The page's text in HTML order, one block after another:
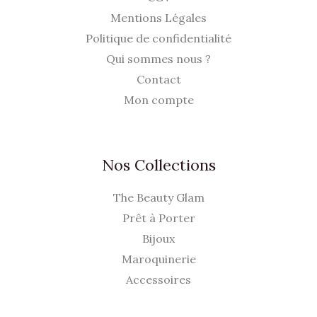
Mentions Légales
Politique de confidentialité
Qui sommes nous ?
Contact
Mon compte
Nos Collections
The Beauty Glam
Prêt à Porter
Bijoux
Maroquinerie
Accessoires